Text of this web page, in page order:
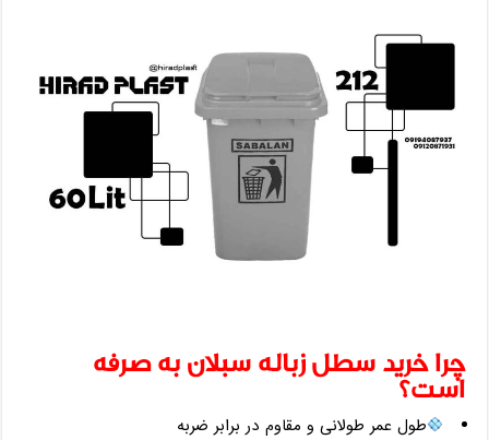
چرا خرید سطل زباله سبلان به‌ صرفه
است؟
طول عمر طولانی و مقاوم در برابر ضربه